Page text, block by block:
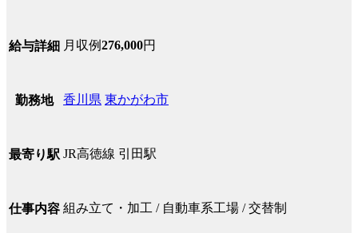
給与詳細 月収例276,000円
勤務地 香川県 東かがわ市
最寄り駅 JR高徳線 引田駅
仕事内容 組み立て・加工 / 自動車系工場 / 交替制